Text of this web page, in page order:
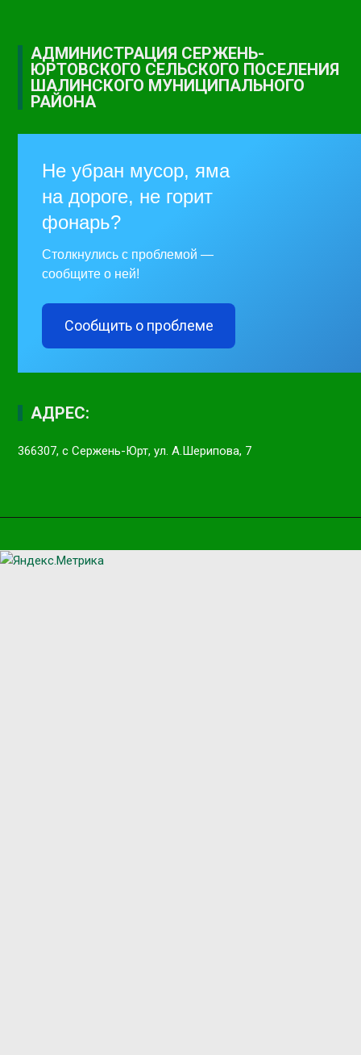
АДМИНИСТРАЦИЯ СЕРЖЕНЬ-
ЮРТОВСКОГО СЕЛЬСКОГО ПОСЕЛЕНИЯ
ШАЛИНСКОГО МУНИЦИПАЛЬНОГО
РАЙОНА
Не убран мусор, яма
на дороге, не горит
фонарь?
Столкнулись с проблемой —
сообщите о ней!
Сообщить о проблеме
АДРЕС:
366307, с Сержень-Юрт, ул. А.Шерипова, 7